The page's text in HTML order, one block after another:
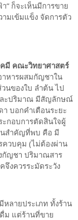
” ก็จะเห็นมีการขาย
มเข้มแข็ง จัดการตัว
คมี คณะวิทยาศาสตร์
าหารผสมกัญชาใน
นของใบ ลำต้น ไป
ละปริมาณ มีสัญลักษณ์
บอกคำเตือนระยะ
ะกอบการตัดสินใจผู้
นสำคัญที่พบ คือ มี
วบคุม (ไม่ต้องผ่าน
กัญชา ปริมาณสาร
งควรระมัดระวัง
หลายประเภท ทั้งร้าน
ม แต่ร้านที่ขาย